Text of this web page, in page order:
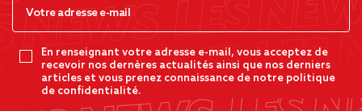
En renseignant votre adresse e-mail, vous acceptez de
recevoir nos dernères actualités ainsi que nos derniers
articles et vous prenez connaissance de notre politique
de confidentialité.